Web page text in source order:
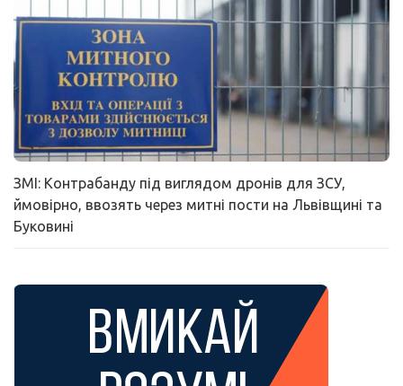
ЗМІ: Контрабанду під виглядом дронів для ЗСУ,
ймовірно, ввозять через митні пости на Львівщині та
Буковині